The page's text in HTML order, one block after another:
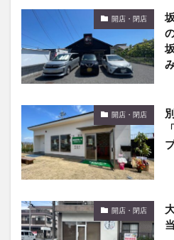
開店・閉店
開店・閉店
開店・閉店